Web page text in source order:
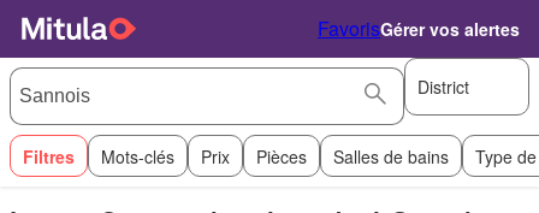
FavorisGérer vos alertes
District
Filtres Mots-clés Prix Pièces Salles de bains Type